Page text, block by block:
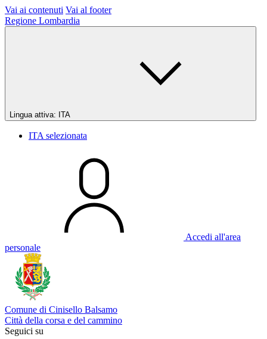
Vai ai contenuti Vai al footer
Regione Lombardia
Lingua attiva: ITA
ITA selezionata
Accedi all'area
personale
Comune di Cinisello Balsamo
Città della corsa e del cammino
Seguici su